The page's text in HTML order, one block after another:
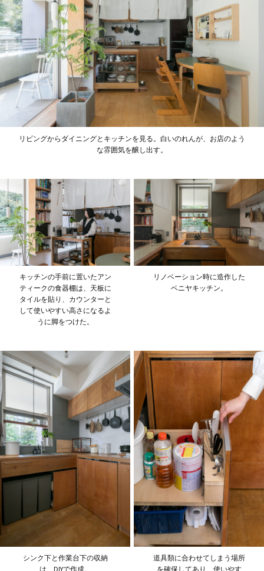
リビングからダイニングとキッチンを見る。白いのれんが、お店のよう
な雰囲気を醸し出す。
キッチンの手前に置いたアン
ティークの食器棚は、天板に
タイルを貼り、カウンターと
して使いやすい高さになるよ
うに脚をつけた。
リノベーション時に造作した
ベニヤキッチン。
シンク下と作業台下の収納
は、DIYで作成。
道具類に合わせてしまう場所
を確保してあり、使いやす